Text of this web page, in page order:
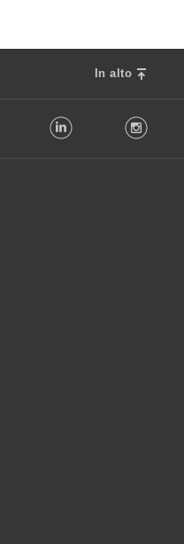
In alto
LinkedIn